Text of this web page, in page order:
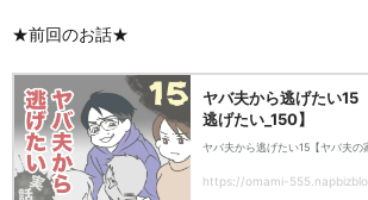
★前回のお話★